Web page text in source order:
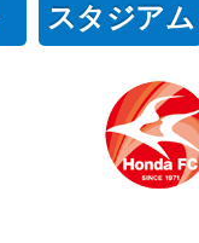
スタジアム